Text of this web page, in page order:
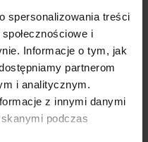
spersonalizowania treści
i
Informacje o tym, jak
partnerom
i analitycznym.
z innymi danymi
podczas
na jedną parę zasłon
elegancki detal
i delikatne dla tkanin
luksusowy charakter